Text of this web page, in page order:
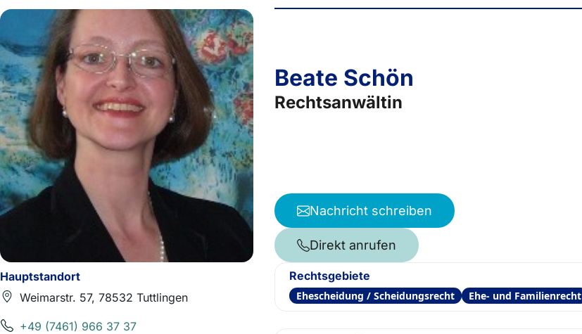
Hauptstandort
Weimarstr. 57, 78532 Tuttlingen
+49 (7461) 966 37 37
Beate Schön
Rechtsanwältin
Nachricht schreiben
Direkt anrufen
Rechtsgebiete
Ehescheidung / Scheidungsrecht Ehe- und Familienrecht